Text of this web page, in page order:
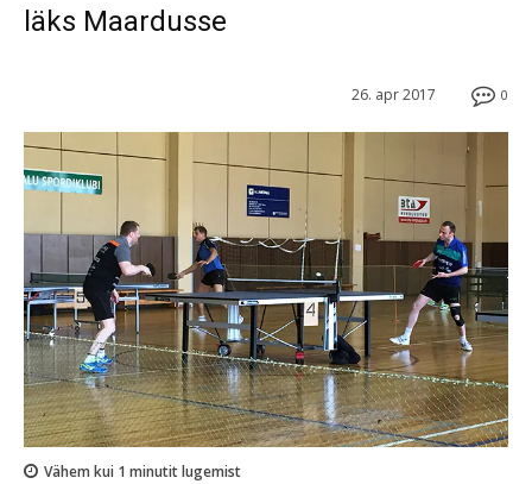
läks Maardusse
0
26. apr 2017
Vähem kui 1 minutit lugemist